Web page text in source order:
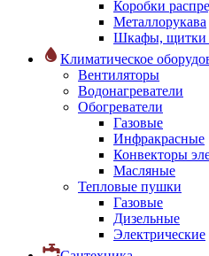
Коробки
Металлорукава
Шкафы, щитки
Климатическое
Вентиляторы
Водонагреватели
Обогреватели
Газовые
Инфракрасные
Конвекторы
Масляные
Тепловые пушки
Газовые
Дизельные
Электрические